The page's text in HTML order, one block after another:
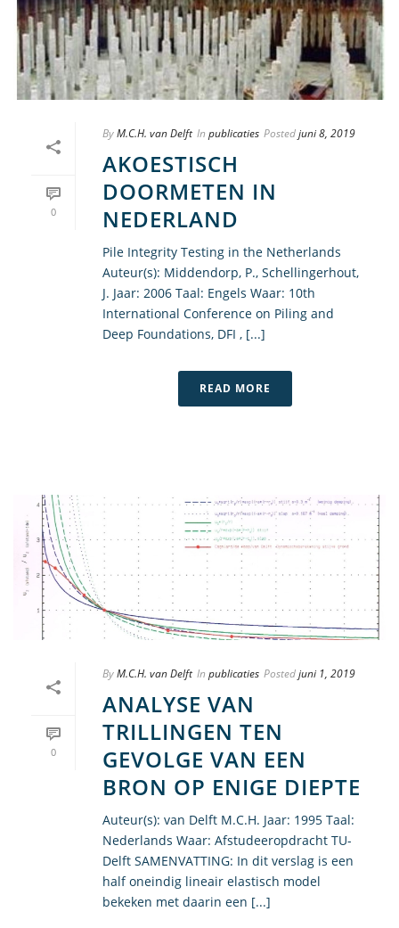
0
ByM.C.H. van Delft In publicaties Postedjuni 8, 2019
AKOESTISCH
DOORMETEN IN
NEDERLAND
Pile Integrity Testing in the Netherlands
Auteur(s): Middendorp, P., Schellingerhout,
J. Jaar: 2006 Taal: Engels Waar: 10th
International Conference on Piling and
Deep Foundations, DFI , [...]
READ MORE
0
ByM.C.H. van Delft In publicaties Postedjuni 1, 2019
ANALYSE VAN
TRILLINGEN TEN
GEVOLGE VAN EEN
BRON OP ENIGE DIEPTE
Auteur(s): van Delft M.C.H. Jaar: 1995 Taal:
Nederlands Waar: Afstudeeropdracht TU-
Delft SAMENVATTING: In dit verslag is een
half oneindig lineair elastisch model
bekeken met daarin een [...]